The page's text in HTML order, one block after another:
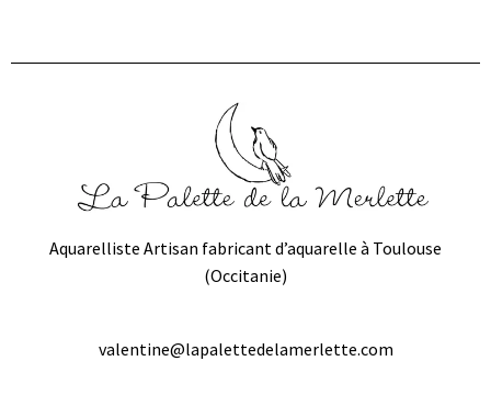
Aquarelliste Artisan fabricant d’aquarelle à Toulouse
(Occitanie)
valentine@lapalettedelamerlette.com